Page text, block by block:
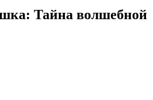
Тайна волшебной